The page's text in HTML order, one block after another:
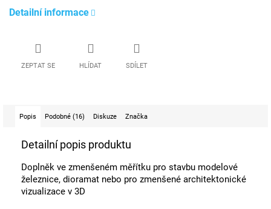
Detailní informace
ZEPTAT SE HLÍDAT SDÍLET
Popis Podobné (16) Diskuze Značka
Detailní popis produktu
Doplněk ve zmenšeném měřítku pro stavbu modelové
železnice, dioramat nebo pro zmenšené architektonické
vizualizace v 3D